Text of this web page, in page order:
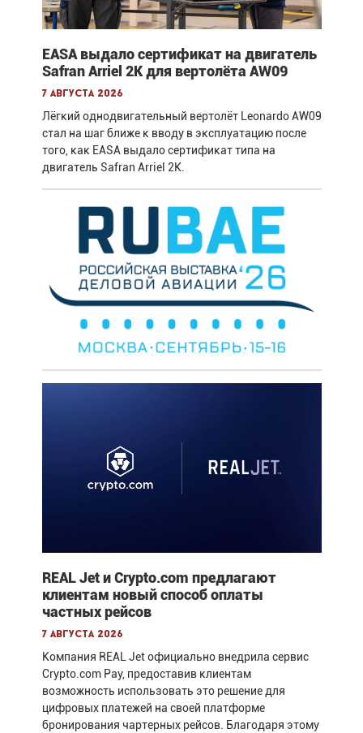
EASA выдало сертификат на двигатель
Safran Arriel 2K для вертолёта AW09
7 августа 2026
Лёгкий однодвигательный вертолёт Leonardo AW09
стал на шаг ближе к вводу в эксплуатацию после
того, как EASA выдало сертификат типа на
двигатель Safran Arriel 2K.
REAL Jet и Crypto.com предлагают
клиентам новый способ оплаты
частных рейсов
7 августа 2026
Компания REAL Jet официально внедрила сервис
Crypto.com Pay, предоставив клиентам
возможность использовать это решение для
цифровых платежей на своей платформе
бронирования чартерных рейсов. Благодаря этому